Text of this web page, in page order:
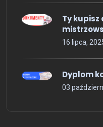
Ty
16 lipca,
Dyplom
03